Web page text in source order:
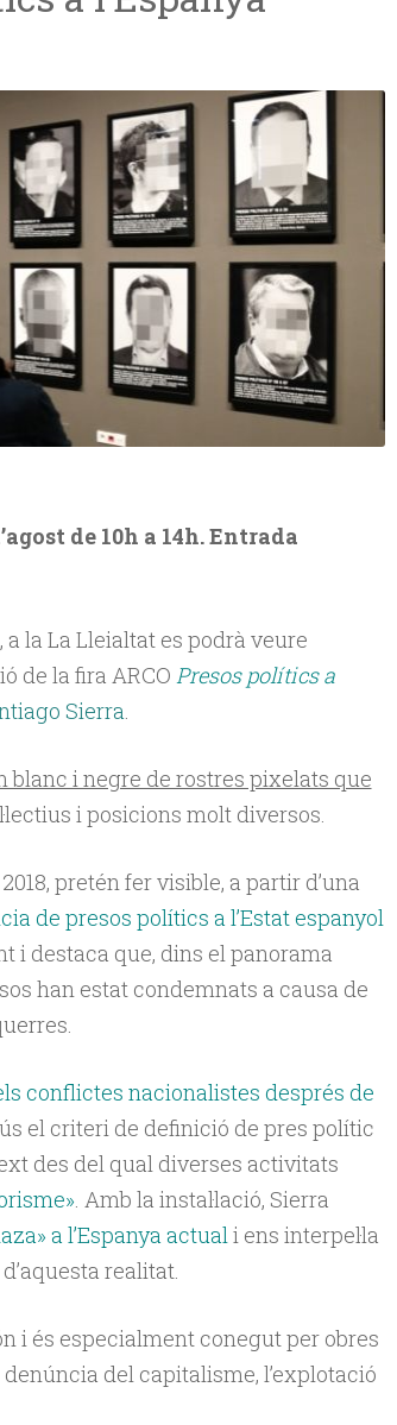
de 10h a 14h. Entrada
la La Lleialtat es podrà veure
de la fira ARCO Presos polítics a
Sierra.
blanc i negre de rostres pixelats que
i posicions molt diversos.
pretén fer visible, a partir d’una
de presos polítics a l’Estat espanyol
i destaca que, dins el panorama
han estat condemnats a causa de
conflictes nacionalistes després de
el criteri de definició de pres polític
des del qual diverses activitats
. Amb la instal·lació, Sierra
a l’Espanya actuali ens interpel·la
realitat.
i és especialment conegut per obres
del capitalisme, l’explotació